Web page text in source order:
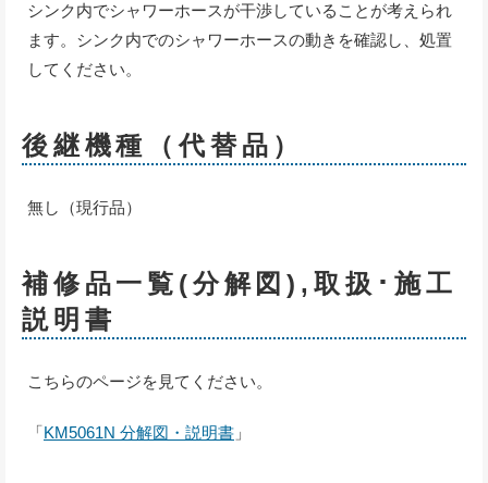
シンク内でシャワーホースが干渉していることが考えられ
ます。シンク内でのシャワーホースの動きを確認し、処置
してください。
後継機種（代替品）
無し（現行品）
補修品一覧(分解図),取扱･施工
説明書
こちらのページを見てください。
「KM5061N 分解図・説明書 」